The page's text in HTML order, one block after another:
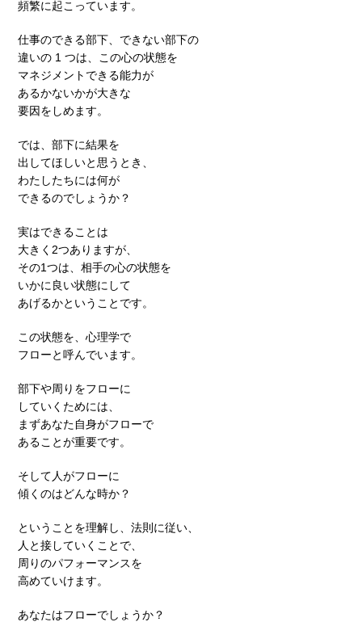
頻繁に起こっています。
仕事のできる部下、できない部下の
違いの 1 つは、この心の状態を
マネジメントできる能力が
あるかないかが大きな
要因をしめます。
では、部下に結果を
出してほしいと思うとき、
わたしたちには何が
できるのでしょうか？
実はできることは
大きく2つありますが、
その1つは、相手の心の状態を
いかに良い状態にして
あげるかということです。
この状態を、心理学で
フローと呼んでいます。
部下や周りをフローに
していくためには、
まずあなた自身がフローで
あることが重要です。
そして人がフローに
傾くのはどんな時か？
ということを理解し、法則に従い、
人と接していくことで、
周りのパフォーマンスを
高めていけます。
あなたはフローでしょうか？